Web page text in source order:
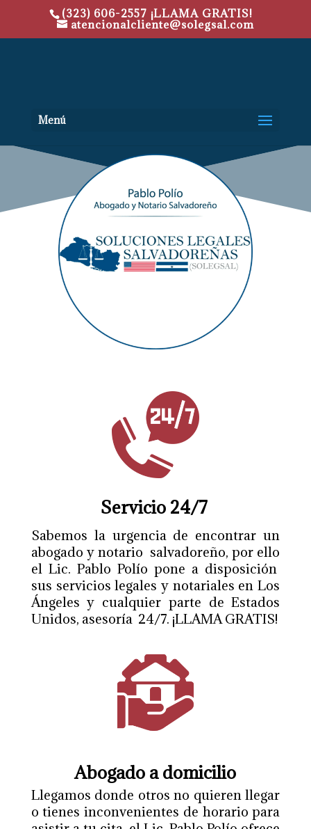
(323) 606-2557 ¡LLAMA GRATIS!
atencionalcliente@solegsal.com
Menú
Servicio 24/7
Sabemos la urgencia de encontrar un
abogado y notario salvadoreño, por ello
el Lic. Pablo Polío pone a disposición
sus servicios legales y notariales en Los
Ángeles y cualquier parte de Estados
Unidos, asesoría 24/7. ¡LLAMA GRATIS!
Abogado a domicilio
Llegamos donde otros no quieren llegar
o tienes inconvenientes de horario para